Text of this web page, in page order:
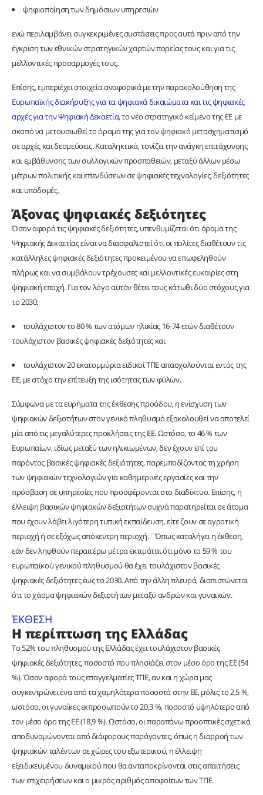
ψηφιοποίηση των δημόσιων υπηρεσιών
ενώ περιλαμβάνει συγκεκριμένες συστάσεις προς αυτά πριν από την
έγκριση των εθνικών στρατηγικών χαρτών πορείας τους και για τις
μελλοντικές προσαρμογές τους.
Επίσης, εμπεριέχει στοιχεία αναφορικά με την παρακολούθηση της
Ευρωπαϊκής διακήρυξης για τα ψηφιακά δικαιώματα και τις ψηφιακές
αρχές για την Ψηφιακή Δεκαετία, το νέο στρατηγικό κείμενο της ΕΕ με
σκοπό να μετουσιωθεί το όραμα της για τον ψηφιακό μετασχηματισμό
σε αρχές και δεσμεύσεις. Καταληκτικά, τονίζει την ανάγκη επιτάχυνσης
και εμβάθυνσης των συλλογικών προσπαθειών, μεταξύ άλλων μέσω
μέτρων πολιτικής και επενδύσεων σε ψηφιακές τεχνολογίες, δεξιότητες
και υποδομές.
Άξονας ψηφιακές δεξιότητες
Όσον αφορά τις ψηφιακές δεξιότητες, υπενθυμίζεται ότι όραμα της
Ψηφιακής Δεκαετίας είναι να διασφαλιστεί ότι οι πολίτες διαθέτουν τις
κατάλληλες ψηφιακές δεξιότητες προκειμένου να επωφεληθούν
πλήρως και να συμβάλουν τρέχουσες και μελλοντικές ευκαιρίες στη
ψηφιακή εποχή. Για τον λόγο αυτόν θέτει τους κάτωθι δύο στόχους για
το 2030:
τουλάχιστον το 80 % των ατόμων ηλικίας 16-74 ετών διαθέτουν
τουλάχιστον βασικές ψηφιακές δεξιότητες και
τουλάχιστον 20 εκατομμύρια ειδικοί ΤΠΕ απασχολούνται εντός της
ΕΕ, με στόχο την επίτευξη της ισότητας των φύλων.
Σύμφωνα με τα ευρήματα της έκθεσης προόδου, η ενίσχυση των
ψηφιακών δεξιοτήτων στον γενικό πληθυσμό εξακολουθεί να αποτελεί
μία από τις μεγαλύτερες προκλήσεις της ΕΕ. Ωστόσο, το 46 % των
Ευρωπαίων, ιδίως μεταξύ των ηλικιωμένων, δεν έχουν επί του
παρόντος βασικές ψηφιακές δεξιότητες, παρεμποδίζοντας τη χρήση
των ψηφιακών τεχνολογιών για καθημερινές εργασίες και την
πρόσβαση σε υπηρεσίες που προσφέρονται στο διαδίκτυο. Επίσης, η
έλλειψη βασικών ψηφιακών δεξιοτήτων συχνά παρατηρείται σε άτομα
που έχουν λάβει λιγότερη τυπική εκπαίδευση, είτε ζουν σε αγροτική
περιοχή ή σε εξόχως απόκεντρη περιοχή. ¨Όπως καταλήγει η έκθεση,
εάν δεν ληφθούν περαιτέρω μέτρα εκτιμάται ότι μόνο το 59 % του
ευρωπαϊκού γενικού πληθυσμού θα έχει τουλάχιστον βασικές
ψηφιακές δεξιότητες έως το 2030. Από την άλλη πλευρά, διαπιστώνεται
ότι το χάσμα ψηφιακών δεξιοτήτων μεταξύ ανδρών και γυναικών.
ΈΚΘΕΣΗ
Η περίπτωση της Ελλάδας
Το 52% του πληθυσμού της Ελλάδας έχει τουλάχιστον βασικές
ψηφιακές δεξιότητες, ποσοστό που πλησιάζει στον μέσο όρο της ΕΕ (54
%). Όσον αφορά τους επαγγελματίες ΤΠΕ, αν και η χώρα μας
συγκεντρώνει ένα από τα χαμηλότερα ποσοστά στην ΕΕ, μόλις το 2,5 %,
ωστόσο, οι γυναίκες εκπροσωπούν το 20,3 %, ποσοστό υψηλότερο από
τον μέσο όρο της ΕΕ (18,9 %). Ωστόσο, οι παραπάνω προοπτικές σχετικά
αποδυναμώνονται από διάφορους παράγοντες, όπως η διαρροή των
ψηφιακών ταλέντων σε χώρες του εξωτερικού, η έλλειψη
εξειδικευμένου δυναμικού που θα ανταποκρίνονται στις απαιτήσεις
των επιχειρήσεων και ο μικρός αριθμός αποφοίτων των ΤΠΕ.